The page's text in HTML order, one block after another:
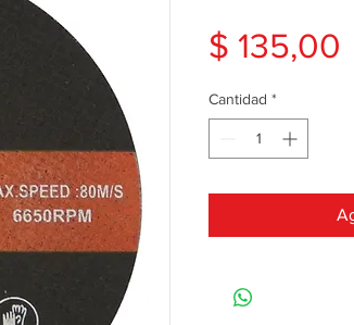
$ 135,00
Cantidad *